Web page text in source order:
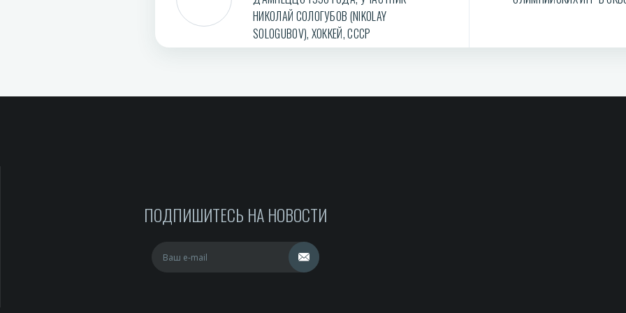
НИКОЛАЙ СОЛОГУБОВ (NIKOLAY
SOLOGUBOV), ХОККЕЙ, СССР
ПОДПИШИТЕСЬ НА НОВОСТИ